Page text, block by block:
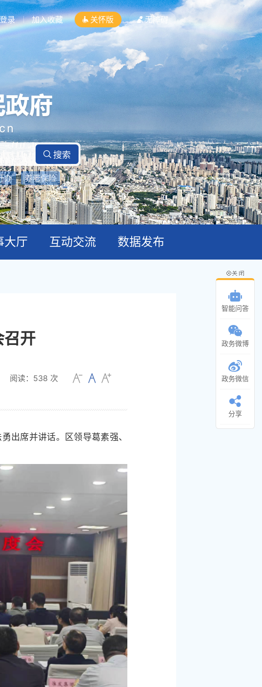
登录 加入收藏 关怀版 无障碍
办 养老保险
大厅 互动交流 数据发布
召开
阅读： 538 次
出席并讲话。区领导葛素强、
智能问答
政务微博
政务微信
分享